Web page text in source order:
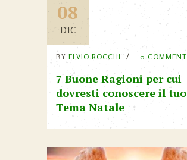
08
DIC
BY ELVIO ROCCHI 0 COMMENT
7 Buone Ragioni per cui
dovresti conoscere il tuo
Tema Natale